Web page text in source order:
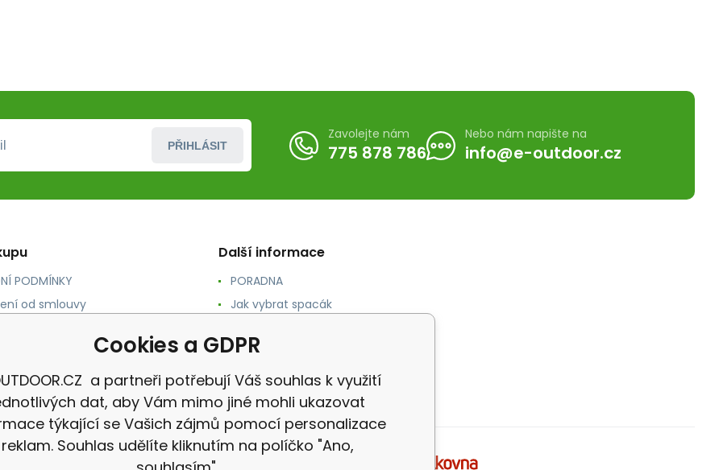
PŘIHLÁSIT
Zavolejte nám
775 878 786
Nebo nám napište na
info@e-outdoor.cz
PODMÍNKY
od smlouvy
osobních údajů
Další informace
PORADNA
Jak vybrat spacák
Jak vybrat karimatku
Reklamace
Cookies a GDPR
a partneři potřebují Váš souhlas k využití
dat, aby Vám mimo jiné mohli ukazovat
týkající se Vašich zájmů pomocí personalizace
reklam. Souhlas udělíte kliknutím na políčko "Ano,